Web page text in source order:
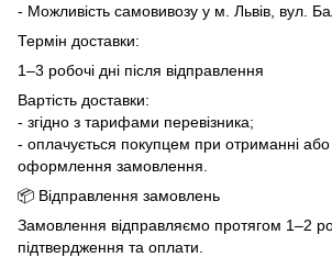
- Можливість самовивозу у м. Львів, вул.
Термін доставки:
1–3 робочі дні після відправлення
Вартість доставки:
- згідно з тарифами перевізника;
- оплачується покупцем при отриманні або
оформлення замовлення.
📦 Відправлення замовлень
Замовлення відправляємо протягом 1–2
підтвердження та оплати.